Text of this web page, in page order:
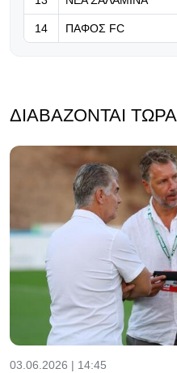
14 ΠΑΦΟΣ FC
ΔΙΑΒΆΖΟΝΤΑΙ ΤΏΡΑ
03.06.2026 | 14:45